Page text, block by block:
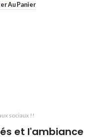
Au Panier
sociaux !!
et l'ambiance